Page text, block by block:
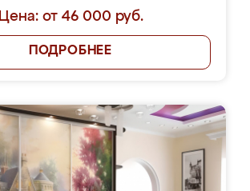
Цена: от 46 000 руб.
ПОДРОБНЕЕ